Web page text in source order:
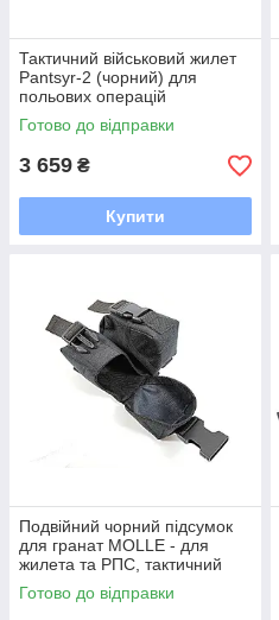
Тактичний військовий жилет
Pantsyr-2 (чорний) для
польових операцій
Готово до відправки
3 659 ₴
Купити
Подвійний чорний підсумок
для гранат MOLLE - для
жилета та РПС, тактичний
аксесуар
Готово до відправки